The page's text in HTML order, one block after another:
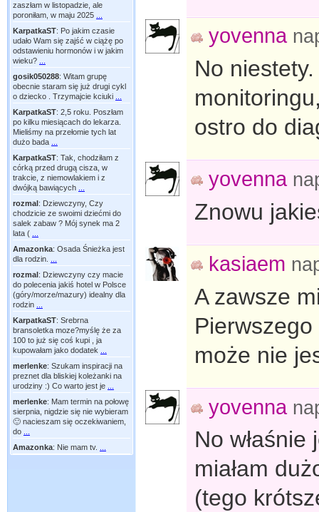
zaszłam w listopadzie, ale
poroniłam, w maju 2025
KarpatkaST: Po jakim czasie
udało Wam się zajść w ciążę po
odstawieniu hormonów i w jakim
wieku?
gosik050288: Witam grupę
obecnie staram się już drugi cykl
o dziecko . Trzymajcie kciuki
KarpatkaST: 2,5 roku. Poszłam
po kilku miesiącach do lekarza.
Mieliśmy na przełomie tych lat
dużo bada
KarpatkaST: Tak, chodziłam z
córką przed drugą cisza, w
trakcie, z niemowlakiem i z
dwójką bawiących
rozmal: Dziewczyny, Czy
chodzicie ze swoimi dziećmi do
salek zabaw ? Mój synek ma 2
lata (
Amazonka: Osada Śnieżka jest
dla rodzin.
rozmal: Dziewczyny czy macie
do polecenia jakiś hotel w Polsce
(góry/morze/mazury) idealny dla
rodzin
KarpatkaST: Srebrna
bransoletka moze?myślę że za
100 to już się coś kupi , ja
kupowałam jako dodatek
merlenke: Szukam inspiracji na
preznet dla bliskiej koleżanki na
urodziny :) Co warto jest je
merlenke: Mam termin na połowę
sierpnia, nigdzie się nie wybieram
🙂 nacieszam się oczekiwaniem,
do
Amazonka: Nie mam tv.
yovenna
No
ostro do
yovenna
Znowu
kasiaem
A zawsze
może nie
yovenna
No
miałam
(tego